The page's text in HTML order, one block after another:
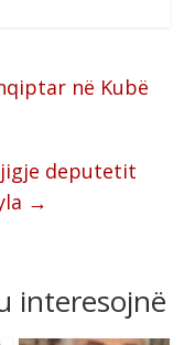
në Kubë
deputetit
→
interesojnë